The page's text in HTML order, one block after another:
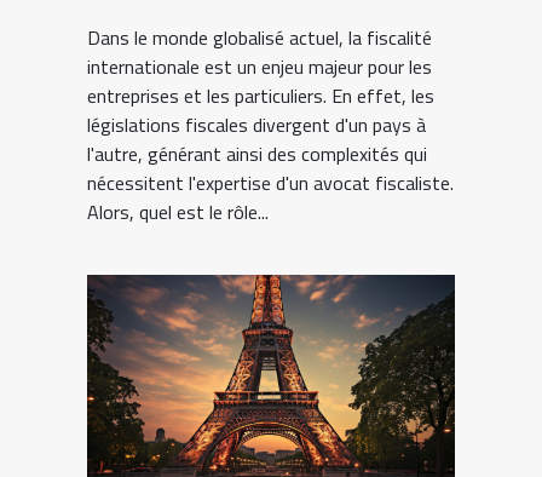
Dans le monde globalisé actuel, la fiscalité
internationale est un enjeu majeur pour les
entreprises et les particuliers. En effet, les
législations fiscales divergent d'un pays à
l'autre, générant ainsi des complexités qui
nécessitent l'expertise d'un avocat fiscaliste.
Alors, quel est le rôle...